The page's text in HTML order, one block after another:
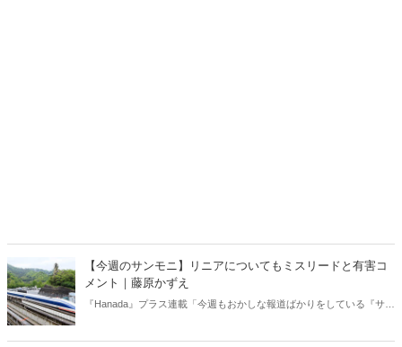
【今週のサンモニ】リニアについてもミスリードと有害コ
メント｜藤原かずえ
『Hanada』プラス連載「今週もおかしな報道ばかりをしている『サン